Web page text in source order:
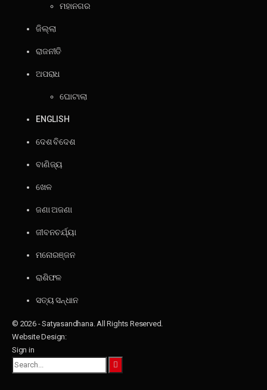
ମହାନଗର
ଜିଲ୍ଲା
ରାଜନୀତି
ଅପରାଧ
ଘୋଟାଲା
ENGLISH
ଦେଶ ବିଦେଶ
ବାଣିଜ୍ୟ
ଖେଳ
ଜଣା ଅଜଣା
ଜୀବନଚର୍ଯ୍ୟା
ମନୋରଞ୍ଜନ
ରାଶିଫଳ
ସତ୍ୟ ସନ୍ଧାନ
© 2026 - Satyasandhana. All Rights Reserved.
Website Design:
Sign in